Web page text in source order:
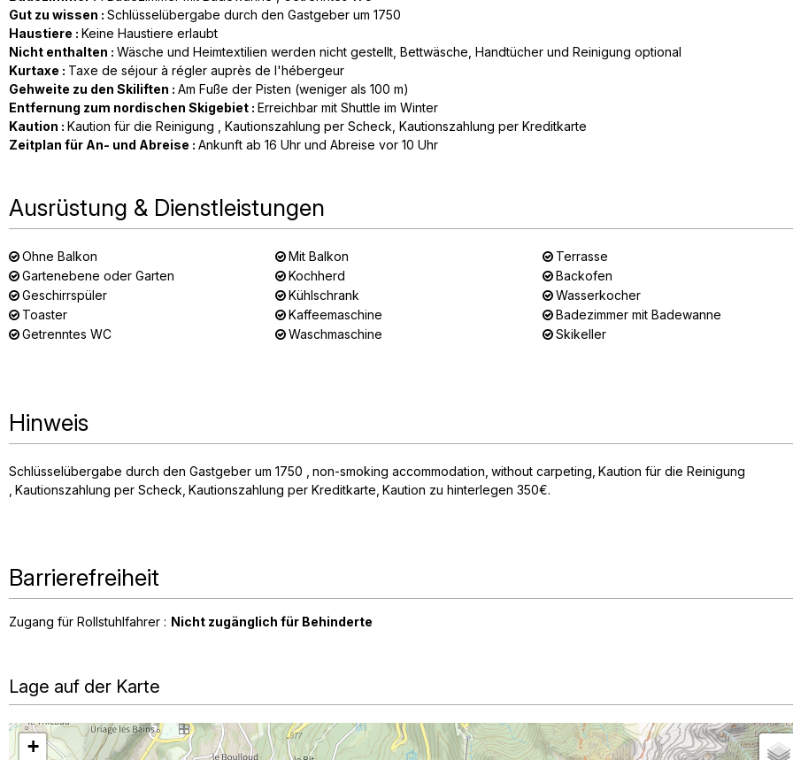
Gut zu wissen : Schlüsselübergabe durch den Gastgeber um 1750
Haustiere : Keine Haustiere erlaubt
Nicht enthalten : Wäsche und Heimtextilien werden nicht gestellt Bettwäsche, Handtücher und Reinigung optional
Kurtaxe : Taxe de séjour à régler auprès de l'hébergeur
Gehweite zu den Skiliften : Am Fuße der Pisten (weniger als 100 m)
Entfernung zum nordischen Skigebiet : Erreichbar mit Shuttle im Winter
Kaution : Kaution für die Reinigung Kautionszahlung per Scheck Kautionszahlung per Kreditkarte
Zeitplan für An- und Abreise : Ankunft ab 16 Uhr und Abreise vor 10 Uhr
Ausrüstung & Dienstleistungen
Ohne Balkon Mit Balkon
Terrasse
Gartenebene oder Garten
Kochherd
Backofen
Geschirrspüler
Kühlschrank
Wasserkocher
Toaster
Kaffeemaschine
Badezimmer mit Badewanne
Getrenntes WC
Waschmaschine Skikeller
Hinweis
Schlüsselübergabe durch den Gastgeber um 1750 non-smoking accommodation without carpeting Kaution für die Reinigung
Kautionszahlung per Scheck Kautionszahlung per Kreditkarte Kaution zu hinterlegen 350€
Barrierefreiheit
Zugang für Rollstuhlfahrer : Nicht zugänglich für Behinderte
Lage auf der Karte
+